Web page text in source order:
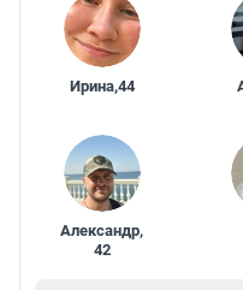
Ирина,44
Александр,
42